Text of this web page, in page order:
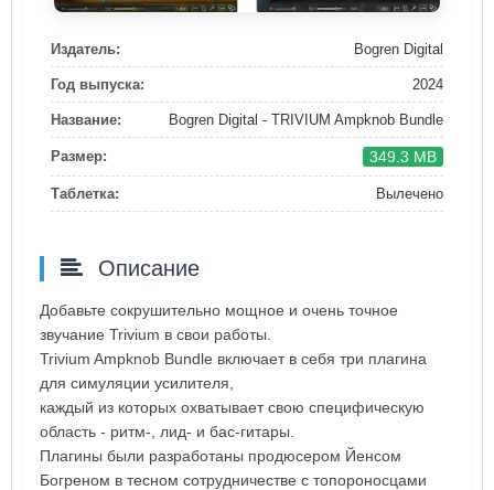
Издатель: Bogren Digital
Год выпуска: 2024
Название: Bogren Digital - TRIVIUM Ampknob Bundle
Размер: 349.3 MB
Таблетка: Вылечено
Описание
Добавьте сокрушительно мощное и очень точное
звучание Trivium в свои работы.
Trivium Ampknob Bundle включает в себя три плагина
для симуляции усилителя,
каждый из которых охватывает свою специфическую
область - ритм-, лид- и бас-гитары.
Плагины были разработаны продюсером Йенсом
Богреном в тесном сотрудничестве с топороносцами